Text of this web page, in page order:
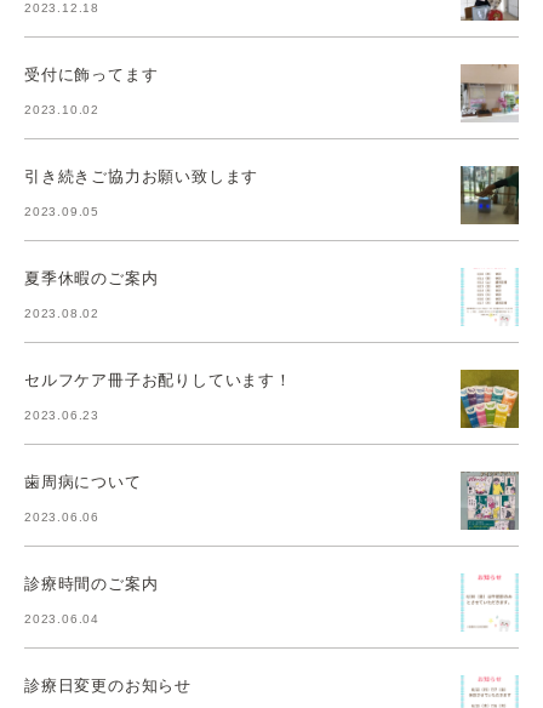
2023.12.18
受付に飾ってます
2023.10.02
引き続きご協力お願い致します
2023.09.05
夏季休暇のご案内
2023.08.02
セルフケア冊子お配りしています！
2023.06.23
歯周病について
2023.06.06
診療時間のご案内
2023.06.04
診療日変更のお知らせ